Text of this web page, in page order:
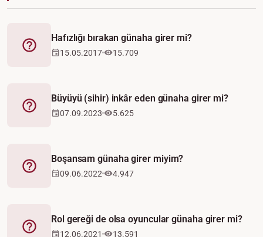
Fetva
Hafızlığı bırakan günaha girer mi?
15.05.2017 15.709
Fetva
Büyüyü (sihir) inkâr eden günaha girer mi?
07.09.2023 5.625
Fetva
Boşansam günaha girer miyim?
09.06.2022 4.947
Fetva
Rol gereği de olsa oyuncular günaha girer mi?
12.06.2021 13.591